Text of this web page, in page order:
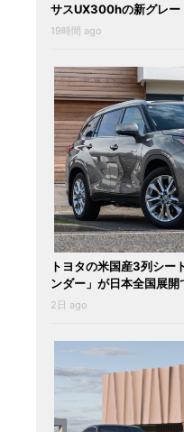
サスUX300hの新グレ
19時間 ago
トヨタの米国産3列シー
ンダー」が日本全国展開
2日 ago